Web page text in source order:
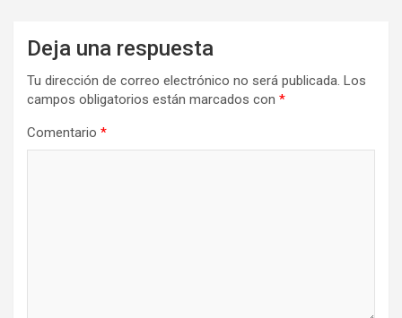
Deja una respuesta
Tu dirección de correo electrónico no será publicada. Los
campos obligatorios están marcados con *
Comentario *